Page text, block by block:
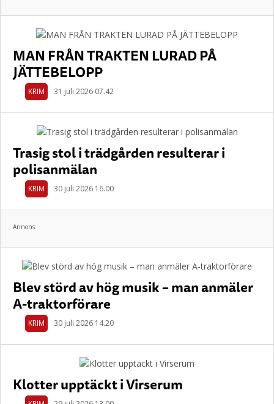
MAN FRÅN TRAKTEN LURAD PÅ
JÄTTEBELOPP
KRIM 31 juli 2026 07.42
Trasig stol i trädgården resulterar i
polisanmälan
KRIM 30 juli 2026 16.00
Annons:
Blev störd av hög musik – man anmäler
A-traktorförare
KRIM 30 juli 2026 14.20
Klotter upptäckt i Virserum